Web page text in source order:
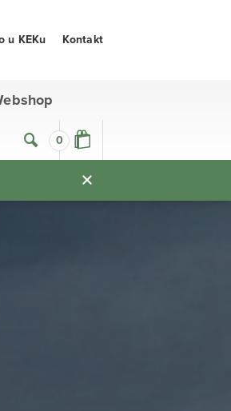
0
u KEKu Kontakt